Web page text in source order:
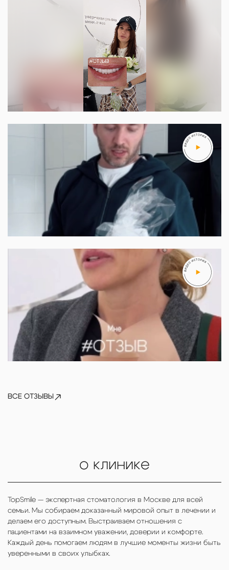
ВСЕ ОТЗЫВЫ
Артем
о клинике
TopSmile — экспертная стоматология в Москве для всей
семьи. Мы собираем доказанный мировой опыт в лечении и
делаем его доступным. Выстраиваем отношения с
пациентами на взаимном уважении, доверии и комфорте.
Каждый день помогаем людям в лучшие моменты жизни быть
уверенными в своих улыбках.